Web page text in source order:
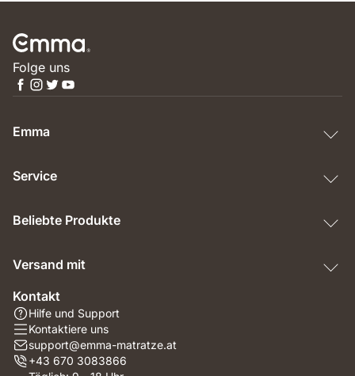
Folge uns
Emma
Service
Beliebte Produkte
Versand mit
Kontakt
Hilfe und Support
Kontaktiere uns
support@emma-matratze.at
+43 670 3083866